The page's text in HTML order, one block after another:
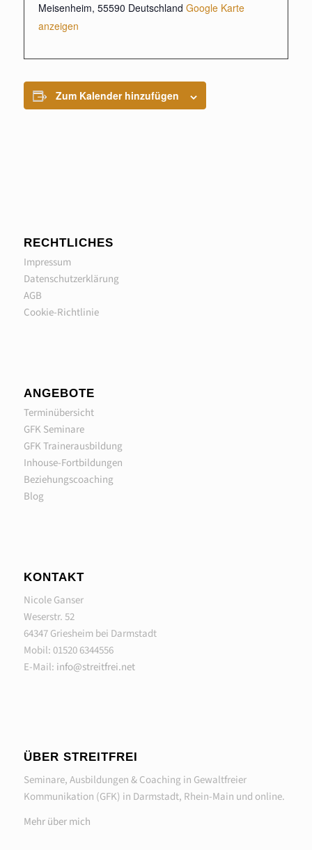
Meisenheim, 55590 Deutschland Google Karte
anzeigen
Zum Kalender hinzufügen
RECHTLICHES
Impressum
Datenschutzerklärung
AGB
Cookie-Richtlinie
ANGEBOTE
Terminübersicht
GFK Seminare
GFK Trainerausbildung
Inhouse-Fortbildungen
Beziehungscoaching
Blog
KONTAKT
Nicole Ganser
Weserstr. 52
64347 Griesheim bei Darmstadt
Mobil: 01520 6344556
E-Mail: info@streitfrei.net
ÜBER STREITFREI
Seminare, Ausbildungen & Coaching in Gewaltfreier
Kommunikation (GFK) in Darmstadt, Rhein-Main und online.
Mehr über mich